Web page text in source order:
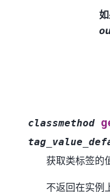
classmethod
获取类标签的
不返回在实例